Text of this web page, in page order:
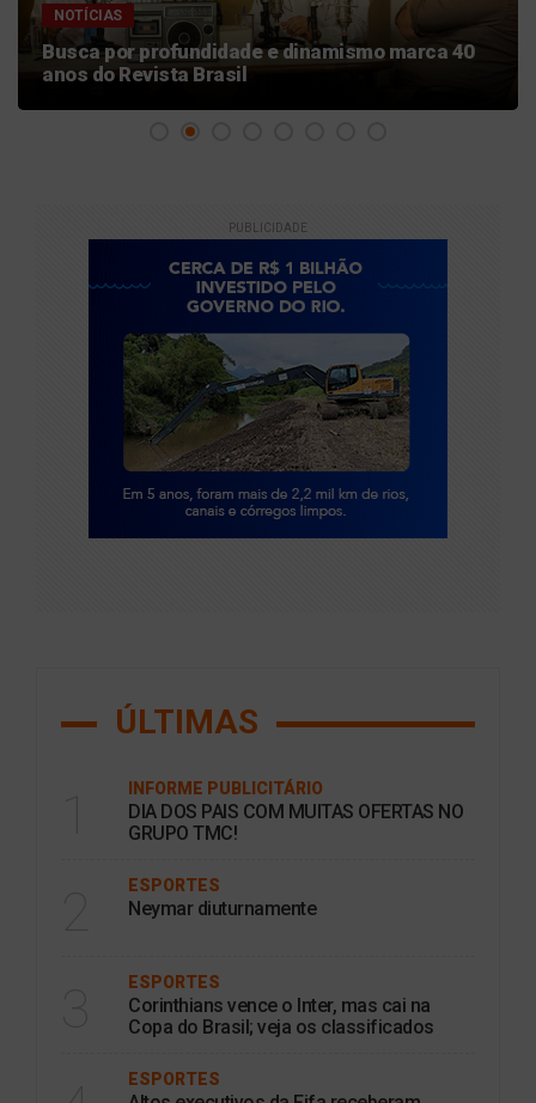
NOTÍCIAS
Busca por profundidade e dinamismo marca 40
anos do Revista Brasil
PUBLICIDADE
ÚLTIMAS
INFORME PUBLICITÁRIO
DIA DOS PAIS COM MUITAS OFERTAS NO
GRUPO TMC!
ESPORTES
Neymar diuturnamente
ESPORTES
Corinthians vence o Inter, mas cai na
Copa do Brasil; veja os classificados
ESPORTES